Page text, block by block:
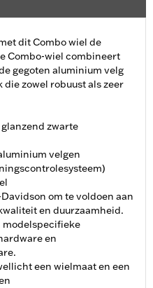
dit Combo wiel de
Combo-wiel combineert
gegoten aluminium velg
zowel robuust als zeer
zwarte
velgen
om te voldoen aan
en duurzaamheid.
modelspecifieke
en
een wielmaat en een